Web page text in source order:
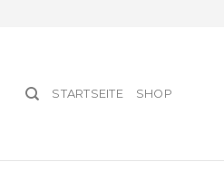
STARTSEITE SHOP